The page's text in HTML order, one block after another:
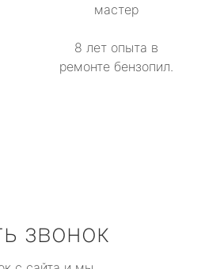
мастер
8 лет опыта в
ремонте бензопил.
звонок